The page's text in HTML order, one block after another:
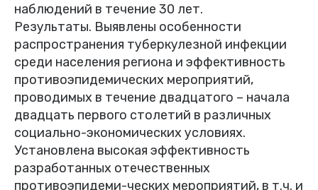
наблюдений в течение 30 лет.
Результаты. Выявлены особенности
распространения туберкулезной инфекции
среди населения региона и эффективность
противоэпидемических мероприятий,
проводимых в течение двадцатого – начала
двадцать первого столетий в различных
социально-экономических условиях.
Установлена высокая эффективность
разработанных отечественных
противоэпидеми-ческих мероприятий, в т.ч. и